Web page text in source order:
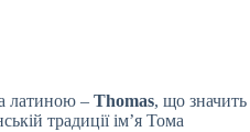
латиною – Thomas, що значить
традиції ім’я Тома